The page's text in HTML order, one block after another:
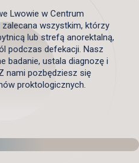
Lwowie w Centrum
zalecana wszystkim, którzy
lub strefą anorektalną,
podczas defekacji. Nasz
badanie, ustala diagnozę i
nami pozbędziesz się
proktologicznych.